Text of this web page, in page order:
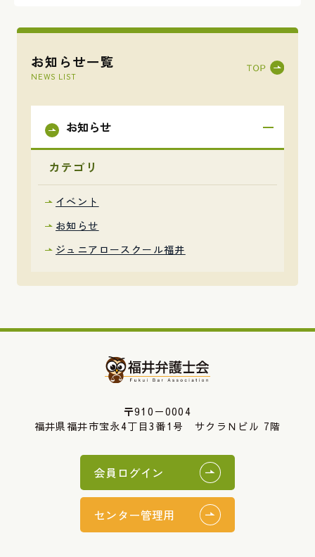
お知らせ一覧
NEWS LIST
お知らせ
カテゴリ
イベント
お知らせ
ジュニアロースクール福井
〒910－0004
福井県福井市宝永4丁目3番1号 サクラＮビル 7階
会員ログイン
センター管理用